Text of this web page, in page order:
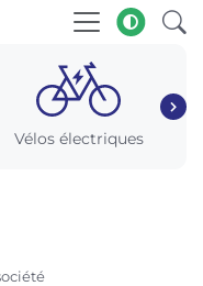
Vélos électriques